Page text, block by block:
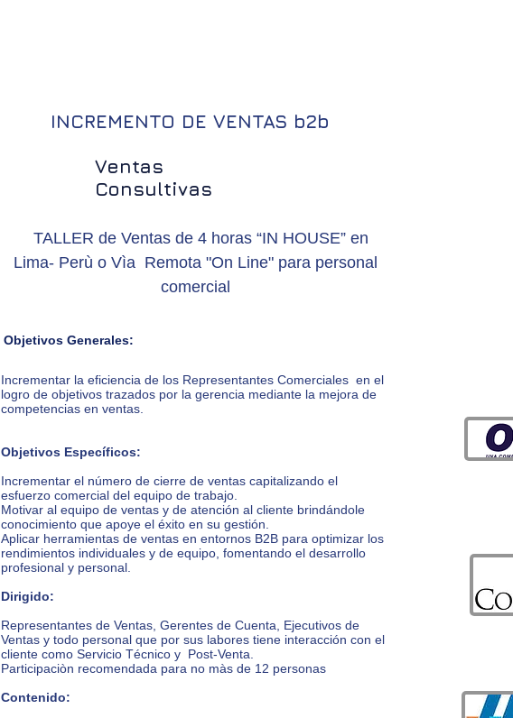
INCREMENTO DE VENTAS b2b
Ventas
Consultivas
TALLER de Ventas de 4 horas “IN HOUSE” en
Lima- Perù o Vìa Remota "On Line" para personal
comercial
Objetivos Generales:
Incrementar la eficiencia de los Representantes Comerciales en el
logro de objetivos trazados por la gerencia mediante la mejora de
competencias en ventas.
Objetivos Específicos:
Incrementar el número de cierre de ventas capitalizando el
esfuerzo comercial del equipo de trabajo.
Motivar al equipo de ventas y de atención al cliente brindándole
conocimiento que apoye el éxito en su gestión.
Aplicar herramientas de ventas en entornos B2B para optimizar los
rendimientos individuales y de equipo, fomentando el desarrollo
profesional y personal.
Dirigido:
Representantes de Ventas, Gerentes de Cuenta, Ejecutivos de
Ventas y todo personal que por sus labores tiene interacción con el
cliente como Servicio Técnico y Post-Venta.
Participaciòn recomendada para no màs de 12 personas
Contenido: